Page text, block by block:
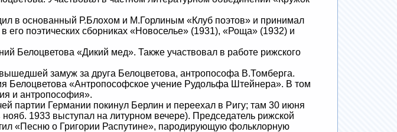
в основанный Р.Блохом и М.Горлиным «Клуб поэтов» и принимал
его поэтических сборниках «Новоселье» (1931), «Роща» (1932) и
Белоцветова «Дикий мед». Также участвовал в работе рижского
замуж за друга Белоцветова, антропософа В.Томберга.
Белоцветова «Антропософское учение Рудольфа Штейнера». В том
и антропософия».
партии Германии покинул Берлин и переехал в Ригу; там 30 июня
1933 выступал на литурном вечере). Председатель рижской
«Песню о Григории Распутине», пародирующую фольклорную